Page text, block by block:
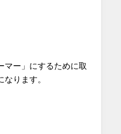
マー」にするために取
ります。